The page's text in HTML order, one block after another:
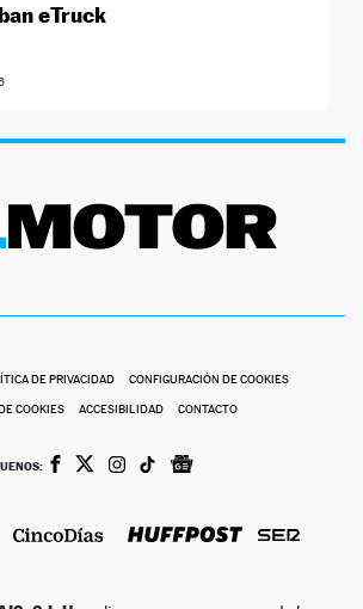
eTruck
DE PRIVACIDAD CONFIGURACIÓN DE COOKIES
COOKIES ACCESIBILIDAD CONTACTO